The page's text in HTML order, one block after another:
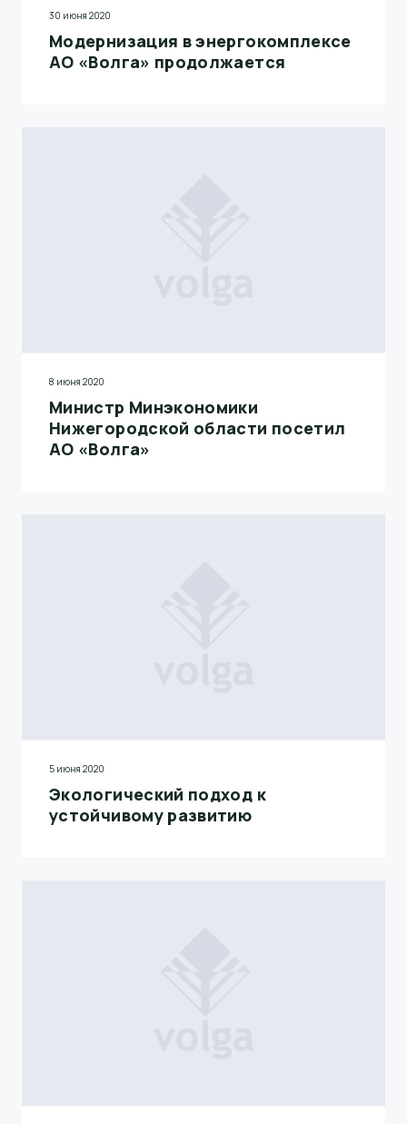
30 июня 2020
Модернизация в энергокомплексе
АО «Волга» продолжается
8 июня 2020
Министр Минэкономики
Нижегородской области посетил
АО «Волга»
5 июня 2020
Экологический подход к
устойчивому развитию